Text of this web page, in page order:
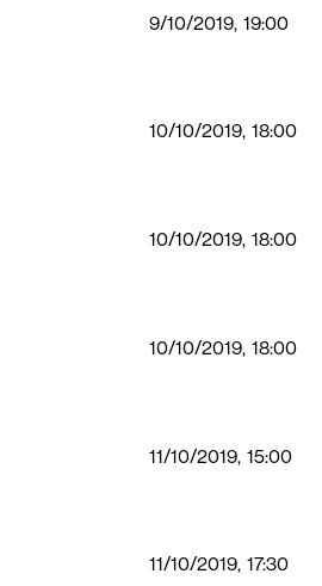
9/10/2019, 19:00
10/10/2019, 18:00
10/10/2019, 18:00
10/10/2019, 18:00
11/10/2019, 15:00
11/10/2019, 17:30